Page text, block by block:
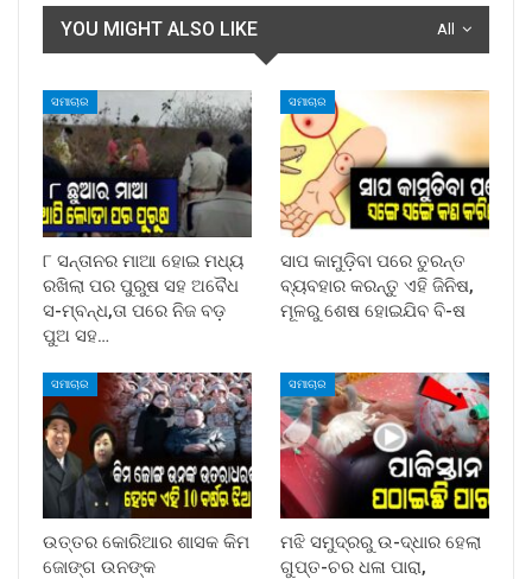
All
YOU MIGHT ALSO LIKE
ସମାଚାର
୮ ସନ୍ତାନର ମାଆ ହୋଇ ମଧ୍ୟ
ରଖିଲା ପର ପୁରୁଷ ସହ ଅବୈଧ
ସ-ମ୍ବନ୍ଧ,ତା ପରେ ନିଜ ବଡ଼
ପୁଅ ସହ…
ସମାଚାର
ସାପ କାମୁଡ଼ିବା ପରେ ତୁରନ୍ତ
ବ୍ୟବହାର କରନ୍ତୁ ଏହି ଜିନିଷ,
ମୂଳରୁ ଶେଷ ହୋଇଯିବ ବି-ଷ
ସମାଚାର
ଉତ୍ତର କୋରିଆର ଶାସକ କିମ
ଜୋଙ୍ଗ ଉନଙ୍କ
ସମାଚାର
ମଝି ସମୁଦ୍ରରୁ ଉ-ଦ୍ଧାର ହେଲା
ଗୁପ୍ତ-ଚର ଧଳା ପାରା,